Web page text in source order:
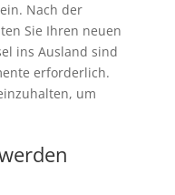
Nach der
Sie Ihren neuen
ins Ausland sind
erforderlich.
um